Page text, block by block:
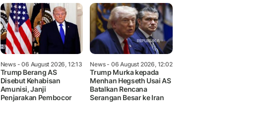
News- 06 August 2026, 12:13
Trump Berang AS
Disebut Kehabisan
Amunisi, Janji
Penjarakan Pembocor
News- 06 August 2026, 12:02
Trump Murka kepada
Menhan Hegseth Usai AS
Batalkan Rencana
Serangan Besar ke Iran